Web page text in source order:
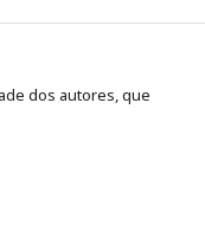
dos autores, que